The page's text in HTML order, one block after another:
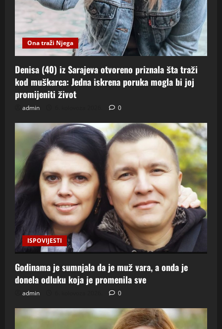
Ona traži Njega
Denisa (40) iz Sarajeva otvoreno priznala šta traži
kod muškarca: Jedna iskrena poruka mogla bi joj
promijeniti život
admin 0
ISPOVIJESTI
Godinama je sumnjala da je muž vara, a onda je
donela odluku koja je promenila sve
admin 0